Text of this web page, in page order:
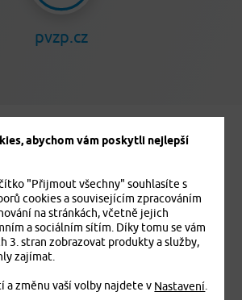
pvzp.cz
vás. To je jisté
abychom vám poskytli nejlepší
"Přijmout všechny" souhlasíte s
cookies a souvisejícím zpracováním
na stránkách, včetně jejich
a sociálním sítím. Díky tomu se vám
3. stran zobrazovat produkty a služby,
zajímat.
a změnu vaší volby najdete v Nastavení